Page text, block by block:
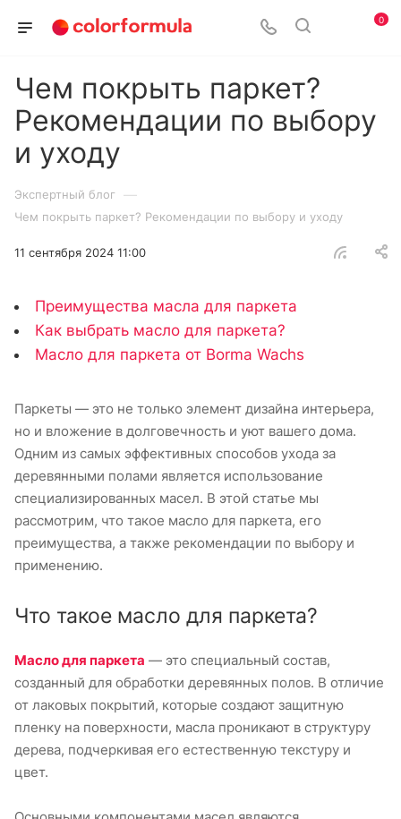
0
Чем покрыть паркет?
Рекомендации по выбору
и уходу
Экспертный блог —
Чем покрыть паркет? Рекомендации по выбору и уходу
11 сентября 2024 11:00
Преимущества масла для паркета
Как выбрать масло для паркета?
Масло для паркета от Borma Wachs
Паркеты — это не только элемент дизайна интерьера,
но и вложение в долговечность и уют вашего дома.
Одним из самых эффективных способов ухода за
деревянными полами является использование
специализированных масел. В этой статье мы
рассмотрим, что такое масло для паркета, его
преимущества, а также рекомендации по выбору и
применению.
Что такое масло для паркета?
Масло для паркета — это специальный состав,
созданный для обработки деревянных полов. В отличие
от лаковых покрытий, которые создают защитную
пленку на поверхности, масла проникают в структуру
дерева, подчеркивая его естественную текстуру и
цвет.